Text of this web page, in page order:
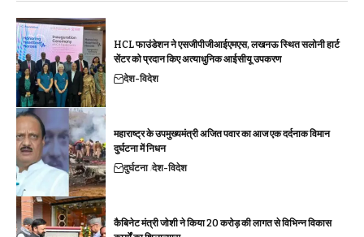
HCL फाउंडेशन ने एसजीपीजीआईएमएस, लखनऊ स्थित सलोनी हार्ट
सेंटर को प्रदान किए अत्याधुनिक आईसीयू उपकरण
देश-विदेश
महाराष्ट्र के उपमुख्यमंत्री अजित पवार का आज एक दर्दनाक विमान
दुर्घटना में निधन
दुर्घटना देश-विदेश
कैबिनेट मंत्री जोशी ने किया 20 करोड़ की लागत से विभिन्न विकास